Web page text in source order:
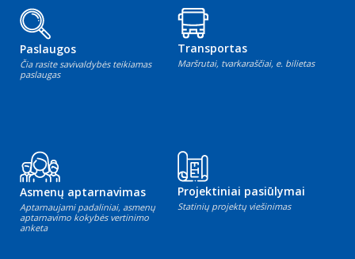
Paslaugos
Čia rasite savivaldybės teikiamas
paslaugas
Transportas
Maršrutai, tvarkaraščiai, e. bilietas
Asmenų aptarnavimas
Aptarnaujami padaliniai, asmenų
aptarnavimo kokybės vertinimo
anketa
Projektiniai pasiūlymai
Statinių projektų viešinimas